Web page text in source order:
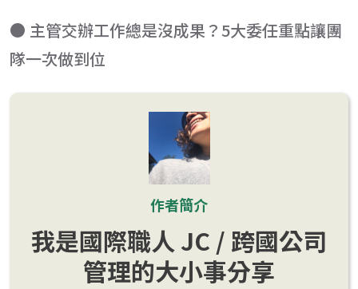
● 主管交辦工作總是沒成果？5大委任重點讓團
隊一次做到位
作者簡介
我是國際職人 JC / 跨國公司
管理的大小事分享